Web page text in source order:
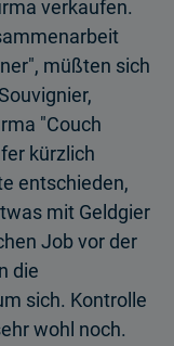
verkaufen.
müßten sich
"Couch
kürzlich
entschieden,
mit Geldgier
Job vor der
die
sich. Kontrolle
wohl noch.